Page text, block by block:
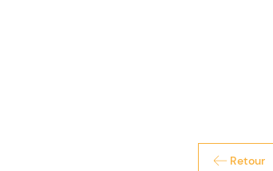
Retour